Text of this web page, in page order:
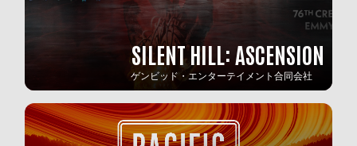
SILENT HILL: ASCENSION
ゲンビッド・エンターテイメント合同会社